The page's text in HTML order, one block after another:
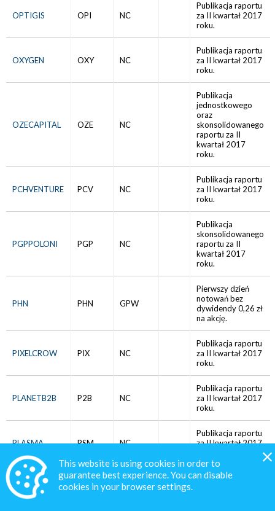
OPTIGIS OPI NC
Publikacja raportu
za II kwartał 2017
roku.
OXYGEN OXY NC
Publikacja raportu
za II kwartał 2017
roku.
OZECAPITAL OZE NC
Publikacja
jednostkowego
oraz
skonsolidowanego
raportu za II
kwartał 2017
roku.
PCHVENTURE PCV NC
Publikacja raportu
za II kwartał 2017
roku.
PGPPOLONI PGP NC
Publikacja
skonsolidowanego
raportu za II
kwartał 2017
roku.
PHN PHN GPW
Pierwszy dzień
notowań bez
dywidendy 0,26 zł
na akcję.
PIXELCROW PIX NC
Publikacja raportu
za II kwartał 2017
roku.
PLANETB2B P2B NC
Publikacja raportu
za II kwartał 2017
roku.
PLASMA PSM NC
Publikacja raportu
za II kwartał 2017
POLINW PIS NC
Publikacja raportu
This website is using cookies in order to
guarantee best experience. You can disable
cookies in your browser settings.